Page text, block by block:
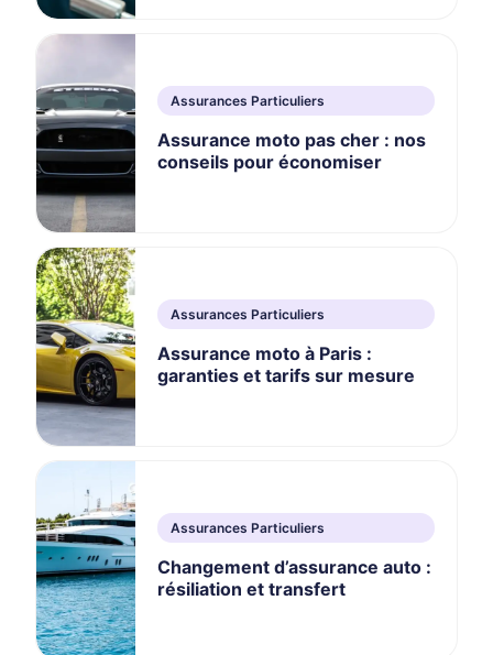
Assurances Particuliers
Assurance moto pas cher : nos
conseils pour économiser
Assurances Particuliers
Assurance moto à Paris :
garanties et tarifs sur mesure
Assurances Particuliers
Changement d’assurance auto :
résiliation et transfert